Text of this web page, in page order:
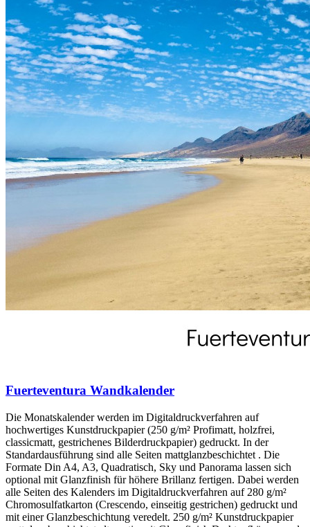
Fuerteventura Wandkalender
Die Monatskalender werden im Digitaldruckverfahren auf
hochwertiges Kunstdruckpapier (250 g/m² Profimatt, holzfrei,
classicmatt, gestrichenes Bilderdruckpapier) gedruckt. In der
Standardausführung sind alle Seiten mattglanzbeschichtet . Die
Formate Din A4, A3, Quadratisch, Sky und Panorama lassen sich
optional mit Glanzfinish für höhere Brillanz fertigen. Dabei werden
alle Seiten des Kalenders im Digitaldruckverfahren auf 280 g/m²
Chromosulfatkarton (Crescendo, einseitig gestrichen) gedruckt und
mit einer Glanzbeschichtung veredelt. 250 g/m² Kunstdruckpapier